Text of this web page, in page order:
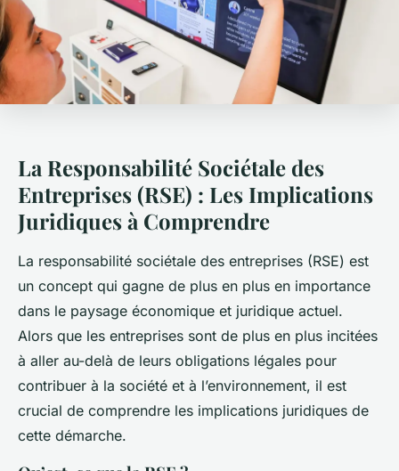
La Responsabilité Sociétale des
Entreprises (RSE) : Les Implications
Juridiques à Comprendre
La responsabilité sociétale des entreprises (RSE) est
un concept qui gagne de plus en plus en importance
dans le paysage économique et juridique actuel.
Alors que les entreprises sont de plus en plus incitées
à aller au-delà de leurs obligations légales pour
contribuer à la société et à l’environnement, il est
crucial de comprendre les implications juridiques de
cette démarche.